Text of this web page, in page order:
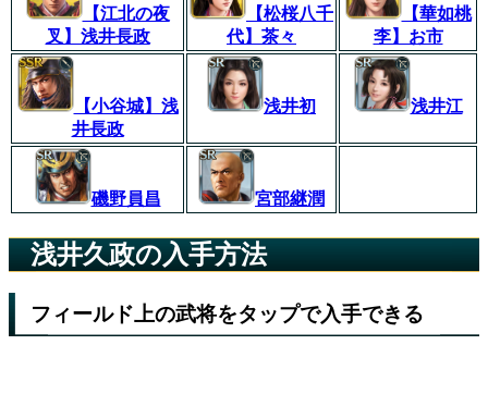
【江北の夜
叉】浅井長政
【松桜八千
代】茶々
【華如桃
李】お市
【小谷城】浅
井長政
浅井初 浅井江
磯野員昌 宮部継潤
浅井久政の入手方法
フィールド上の武将をタップで入手できる